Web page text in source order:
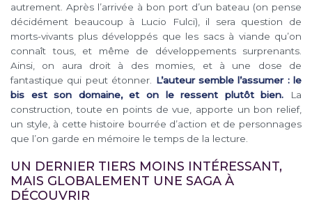
autrement. Après l’arrivée à bon port d’un bateau (on pense
décidément beaucoup à Lucio Fulci), il sera question de
morts-vivants plus développés que les sacs à viande qu’on
connaît tous, et même de développements surprenants.
Ainsi, on aura droit à des momies, et à une dose de
fantastique qui peut étonner. L’auteur semble l’assumer : le
bis est son domaine, et on le ressent plutôt bien. La
construction, toute en points de vue, apporte un bon relief,
un style, à cette histoire bourrée d’action et de personnages
que l’on garde en mémoire le temps de la lecture.
UN DERNIER TIERS MOINS INTÉRESSANT,
MAIS GLOBALEMENT UNE SAGA À
DÉCOUVRIR